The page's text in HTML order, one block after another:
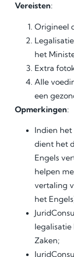
Vereisten:
Origineel
het
Extra
Alle
een
Opmerkingen:
Indien
dient het
Engels
helpen
vertaling
het
Zaken;